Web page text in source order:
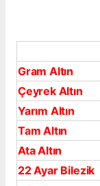
Gram Altın
Çeyrek Altın
Yarım Altın
Tam Altın
Ata Altın
22 Ayar Bilezik